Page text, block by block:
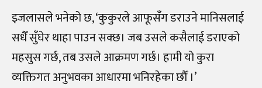
इजलासले भनेको छ, ‘कुकुरले आफूसँग डराउने मानिसलाई
सधैँ सुँघेर थाहा पाउन सक्छ। जब उसले कसैलाई डराएको
महसुस गर्छ, तब उसले आक्रमण गर्छ। हामी यो कुरा
व्यक्तिगत अनुभवका आधारमा भनिरहेका छौँ ।’